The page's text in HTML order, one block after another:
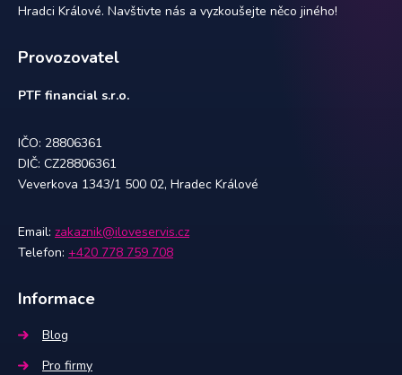
Hradci Králové. Navštivte nás a vyzkoušejte něco jiného!
Provozovatel
PTF financial s.r.o.
IČO: 28806361
DIČ: CZ28806361
Veverkova 1343/1 500 02, Hradec Králové
Email: zakaznik@iloveservis.cz
Telefon: +420 778 759 708
Informace
Blog
Pro firmy